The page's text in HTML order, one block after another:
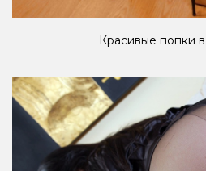
Красивые попки в